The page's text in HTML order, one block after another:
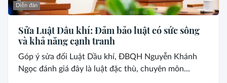
Diễn đàn
Sửa Luật Dầu khí: Đảm bảo luật có sức sống
và khả năng cạnh tranh
Góp ý sửa đổi Luật Dầu khí, ĐBQH Nguyễn Khánh
Ngọc đánh giá đây là luật đặc thù, chuyên môn...